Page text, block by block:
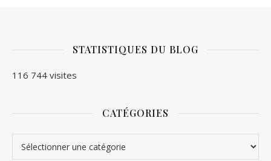
STATISTIQUES DU BLOG
116 744 visites
CATÉGORIES
Catégories